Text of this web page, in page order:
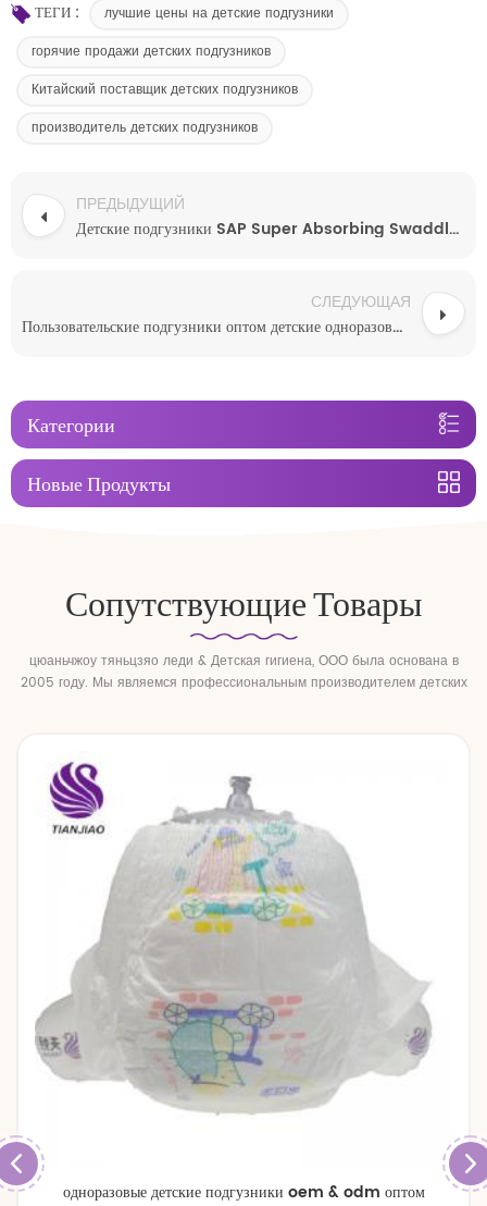
ТЕГИ :
лучшие цены на детские подгузники
горячие продажи детских подгузников
Китайский поставщик детских подгузников
производитель детских подгузников
ПРЕДЫДУЩИЙ
Детские подгузники SAP Super Absorbing Swaddlers одноразовые
СЛЕДУЮЩАЯ
Пользовательские подгузники оптом детские одноразовые подгузники
Категории
Новые Продукты
Сопутствующие Товары
цюаньчжоу тяньцзяо леди & Детская гигиена, ООО была основана в
2005 году. Мы являемся профессиональным производителем детских
одноразовые детские подгузники oem & odm оптом